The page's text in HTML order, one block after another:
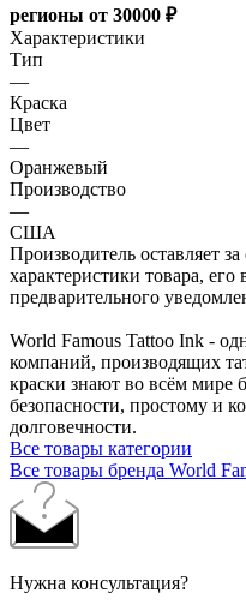
регионы от 30000 ₽
Характеристики
Тип
—
Краска
Цвет
—
Оранжевый
Производство
—
США
Производитель оставляет
характеристики товара,
предварительного
World Famous Tattoo Ink -
компаний, производящих
краски знают во всём мире
безопасности, простому и
долговечности.
Все товары категории
Все товары бренда World
Нужна консультация?